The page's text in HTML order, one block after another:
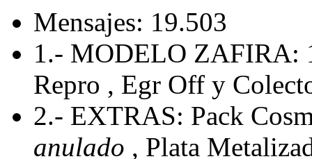
Mensajes: 19.503
1.- MODELO ZAFIRA:
Repro , Egr Off y
2.- EXTRAS: Pack
anulado , Plata